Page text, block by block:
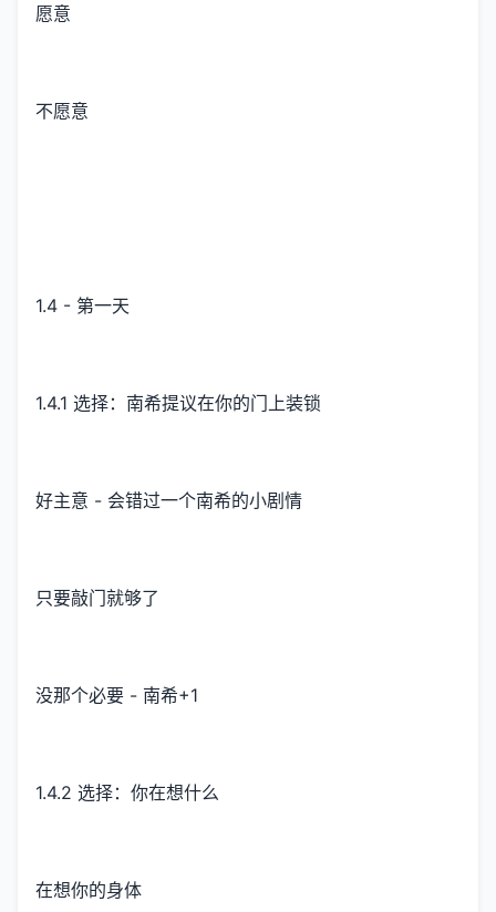
愿意
不愿意
1.4 - 第一天
1.4.1 选择：南希提议在你的门上装锁
好主意 - 会错过一个南希的小剧情
只要敲门就够了
没那个必要 - 南希+1
1.4.2 选择：你在想什么
在想你的身体